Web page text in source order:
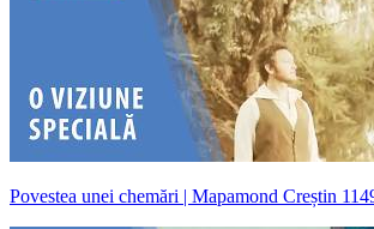
Povestea unei chemări | Mapamond Creștin